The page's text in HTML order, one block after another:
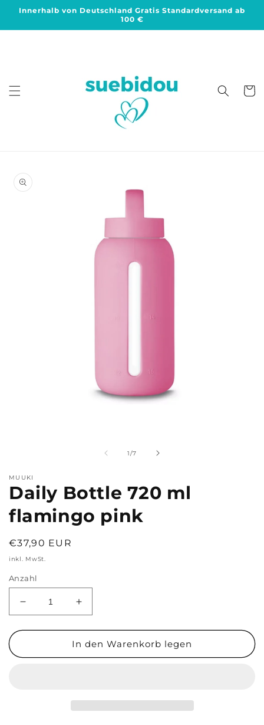
zum
Innerhalb von Deutschland Gratis Standardversand ab
100 €
1/von
7
MUUKI
Daily Bottle 720 ml
flamingo pink
Normaler
Preis
€37,90 EUR
inkl. MwSt.
Anzahl
Verringere
die
Menge
Daily
Erhöhe
die
Menge
für
Daily
In den Warenkorb legen